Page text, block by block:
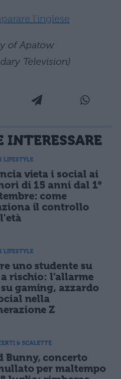
l'inglese
of Apatow
Television)
INTERESSARE
LIFESTYLE
vieta i social ai
di 15 anni dal 1°
come
il controllo
LIFESTYLE
uno studente su
a rischio: l'allarme
gaming, azzardo
nella
Z
& SCALETTE
Bunny, concerto
per maltempo